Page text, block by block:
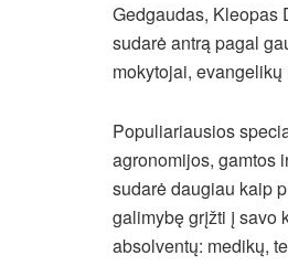
Gedgaudas, Kleopas
sudarė antrą pagal
mokytojai,
Populiariausios
agronomijos, gamtos
sudarė daugiau kaip
galimybę grįžti į savo
absolventų: medikų,